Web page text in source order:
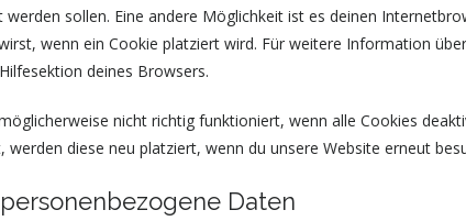
sollen. Eine andere Möglichkeit ist es deinen
wenn ein Cookie platziert wird. Für weitere Information
deines Browsers.
nicht richtig funktioniert, wenn alle Cookies
diese neu platziert, wenn du unsere Website erneut
Daten